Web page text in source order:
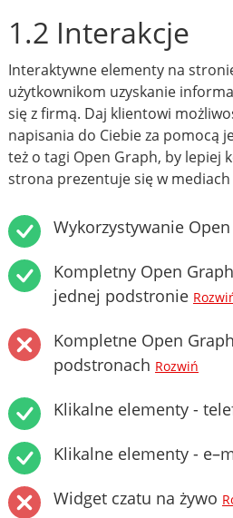
1.2 Interakcje
Interaktywne elementy na
użytkownikom uzyskanie
się z firmą. Daj klientowi
napisania do Ciebie za pomocą
też o tagi Open Graph, by lepiej
strona prezentuje się w mediach
Wykorzystywanie
Kompletny Open
jednej podstronie
Kompletne Open
podstronach Rozwiń
Klikalne elementy -
Klikalne elementy -
Widget czatu na żywo